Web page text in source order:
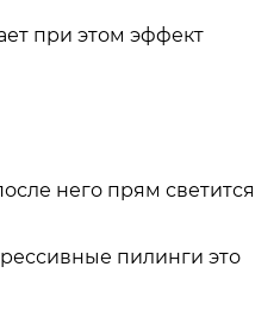
при этом эффект
него прям светится
пилинги это